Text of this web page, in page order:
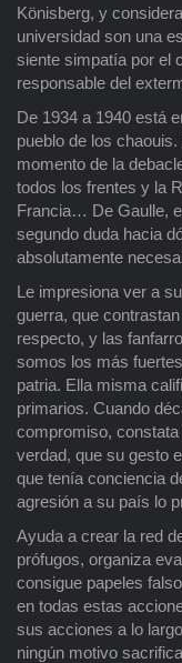
Könisberg, y
universidad son una
siente simpatía por el
responsable del
De 1934 a 1940 está
pueblo de los
momento de la
todos los frentes y la
Francia… De Gaulle,
segundo duda hacia
absolutamente
Le impresiona ver a
guerra, que
respecto, y las
somos los más
patria. Ella misma
primarios. Cuando
compromiso,
verdad, que su gesto
que tenía conciencia
agresión a su país lo
Ayuda a crear la red
prófugos, organiza
consigue papeles
en todas estas
sus acciones a lo
ningún motivo